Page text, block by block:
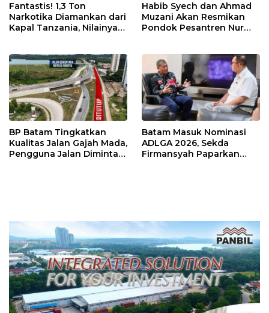
Fantastis! 1,3 Ton
Narkotika Diamankan dari
Kapal Tanzania, Nilainya
Habib Syech dan Ahmad
Muzani Akan Resmikan
Pondok Pesantren Nur
BP Batam Tingkatkan
Kualitas Jalan Gajah Mada,
Pengguna Jalan Diminta
Batam Masuk Nominasi
ADLGA 2026, Sekda
Firmansyah Paparkan